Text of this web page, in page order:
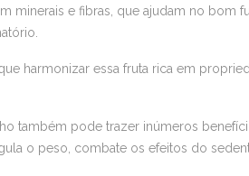
minerais e fibras, que ajudam no
harmonizar essa fruta rica em
também pode trazer inúmeros
o peso, combate os efeitos do